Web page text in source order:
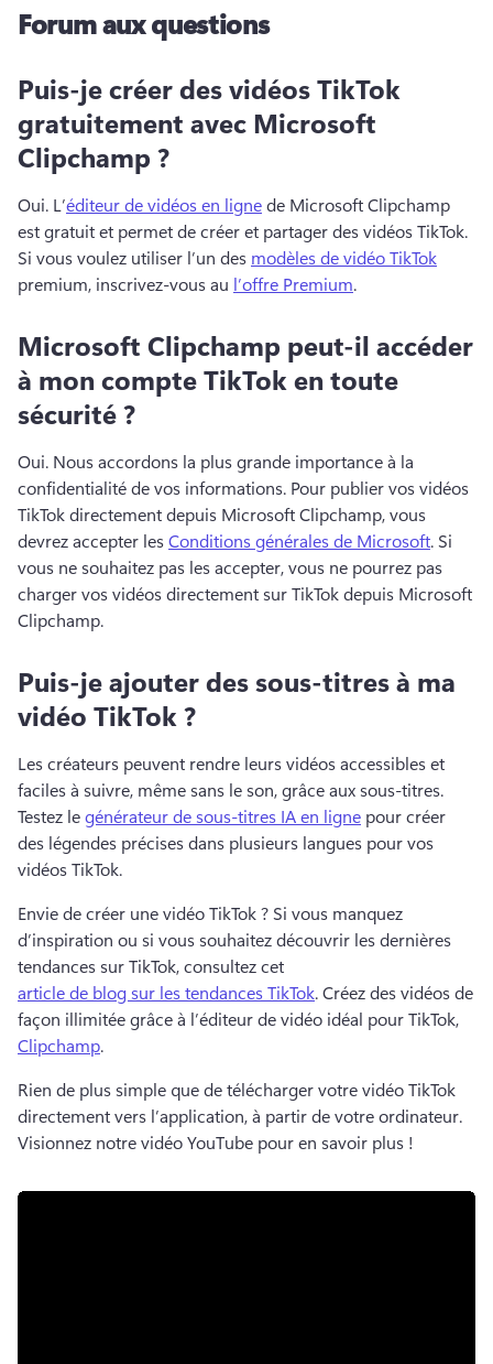
Forum aux questions
Puis-je créer des vidéos TikTok
gratuitement avec Microsoft
Clipchamp ?
Oui. L’éditeur de vidéos en ligne de Microsoft Clipchamp
Si vous voulez utiliser l’un des modèles de vidéo TikTok
premium, inscrivez-vous au l’offre Premium.
Microsoft Clipchamp peut-il accéder
à mon compte TikTok en toute
sécurité ?
Oui. Nous accordons la plus grande importance à la
confidentialité de vos informations. Pour publier vos vidéos
TikTok directement depuis Microsoft Clipchamp, vous
devrez accepter les Conditions générales de Microsoft. Si
vous ne souhaitez pas les accepter, vous ne pourrez pas
charger vos vidéos directement sur TikTok depuis Microsoft
Clipchamp.
Puis-je ajouter des sous-titres à ma
vidéo TikTok ?
Les créateurs peuvent rendre leurs vidéos accessibles et
Testez le générateur de sous-titres IA en ligne pour créer
des légendes précises dans plusieurs langues pour vos
vidéos TikTok.
Envie de créer une vidéo TikTok ? Si vous manquez
d’inspiration ou si vous souhaitez découvrir les dernières
tendances sur TikTok, consultez cet
article de blog sur les tendances TikTok. Créez des vidéos de
façon illimitée grâce à l’éditeur de vidéo idéal pour TikTok,
Clipchamp.
Rien de plus simple que de télécharger votre vidéo TikTok
Visionnez notre vidéo YouTube pour en savoir plus !